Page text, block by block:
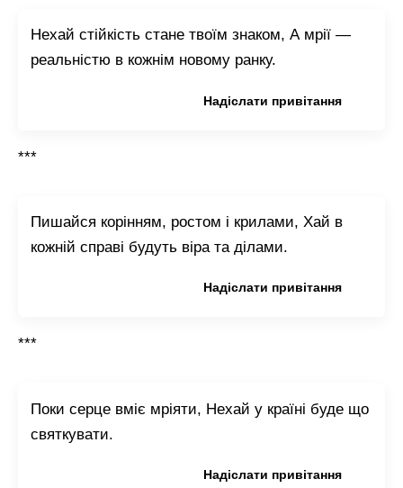
Нехай стійкість стане твоїм знаком, А мрії —
реальністю в кожнім новому ранку.
Надіслати привітання
***
Пишайся корінням, ростом і крилами, Хай в
кожній справі будуть віра та ділами.
Надіслати привітання
***
Поки серце вміє мріяти, Нехай у країні буде що
святкувати.
Надіслати привітання